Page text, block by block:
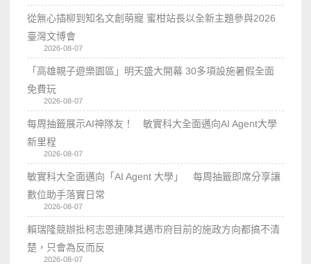
從無心插柳到知名文創萌寵 蜜柑站長以全新主題參與2026
臺灣文博會
2026-08-07
「高雄親子遊樂園區」明天盛大開幕 30多項設施暑假全面
免費玩
2026-08-07
每周抽籤展示AI神隊友！ 敏實科大全面邁向AI Agent大學
新里程
2026-08-07
敏實科大全面邁向「AI Agent 大學」 每周抽籤即席分享讓
數位助手落實日常
2026-08-07
賴瑞隆競辦批柯志恩連陳其邁市府目前的施政方向都搞不清
楚，只會為反而反
2026-08-07